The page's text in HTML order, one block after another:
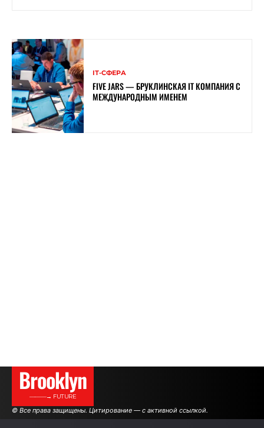
ІТ-СФЕРА
FIVE JARS — БРУКЛИНСКАЯ IT КОМПАНИЯ С
МЕЖДУНАРОДНЫМ ИМЕНЕМ
Brooklyn
———→ FUTURE
© Все права защищены. Цитирование — с активной ссылкой.